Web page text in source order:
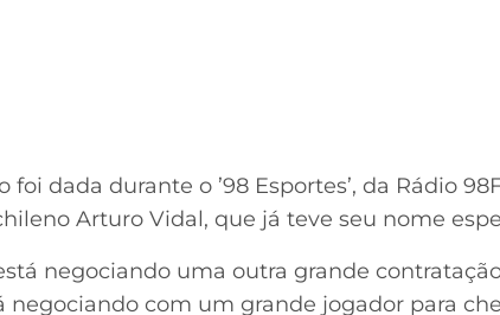
foi dada durante o ’98 Esportes’, da Rádio
Arturo Vidal, que já teve seu nome
negociando uma outra grande
negociando com um grande jogador para